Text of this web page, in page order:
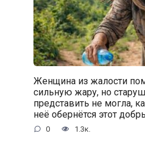
Женщина из жалости
сильную жару, но
представить не могла,
неё обернётся этот
0 1.3к.